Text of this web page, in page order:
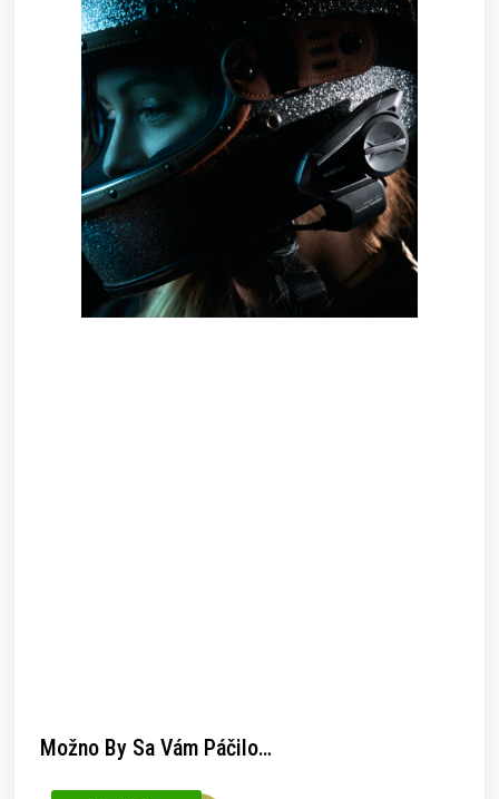
Možno By Sa Vám Páčilo…